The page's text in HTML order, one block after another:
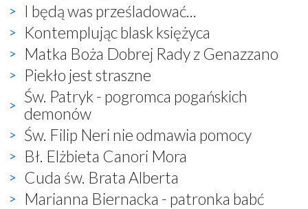
I będą was prześladować...
Kontemplując blask księżyca
Matka Boża Dobrej Rady z Genazzano
Piekło jest straszne
Św. Patryk - pogromca pogańskich
demonów
Św. Filip Neri nie odmawia pomocy
Bł. Elżbieta Canori Mora
Cuda św. Brata Alberta
Marianna Biernacka - patronka babć